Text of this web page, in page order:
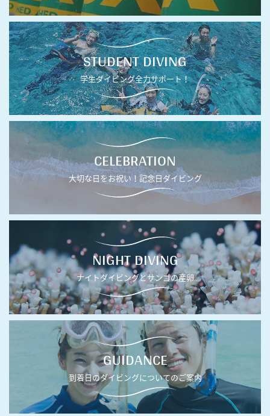
STUDENT DIVING
学生ダイビング全力サポート！
CELEBRATION
大切な日をお祝い！記念日ダイビング
NIGHT DIVING
ナイトダイビングとサンゴの産卵
GUIDANCE
到着日のダイビングについてのご案内